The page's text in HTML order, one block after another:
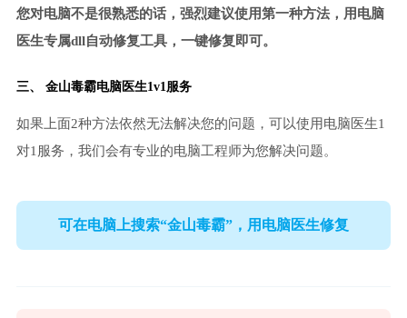
您对电脑不是很熟悉的话，强烈建议使用第一种方法，用电脑
医生专属dll自动修复工具，一键修复即可。
三、 金山毒霸电脑医生1v1服务
如果上面2种方法依然无法解决您的问题，可以使用电脑医生1
对1服务，我们会有专业的电脑工程师为您解决问题。
可在电脑上搜索“金山毒霸”，用电脑医生修复